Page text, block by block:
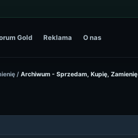
Gold Reklama O nas
/ Archiwum - Sprzedam, Kupię, Zamienię